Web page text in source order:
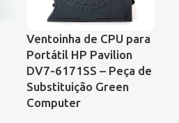
Ventoinha de CPU para
Portátil HP Pavilion
DV7-6171SS – Peça de
Substituição Green
Computer